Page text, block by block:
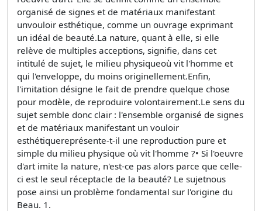
organisé de signes et de matériaux manifestant
unvouloir esthétique, comme un ouvrage exprimant
un idéal de beauté.La nature, quant à elle, si elle
relève de multiples acceptions, signifie, dans cet
intitulé de sujet, le milieu physiqueoù vit l'homme et
qui l'enveloppe, du moins originellement.Enfin,
l'imitation désigne le fait de prendre quelque chose
pour modèle, de reproduire volontairement.Le sens du
sujet semble donc clair : l'ensemble organisé de signes
et de matériaux manifestant un vouloir
esthétiquereprésente-t-il une reproduction pure et
simple du milieu physique où vit l'homme ?• Si l'oeuvre
d'art imite la nature, n'est-ce pas alors parce que celle-
ci est le seul réceptacle de la beauté? Le sujetnous
pose ainsi un problème fondamental sur l'origine du
Beau. 1.